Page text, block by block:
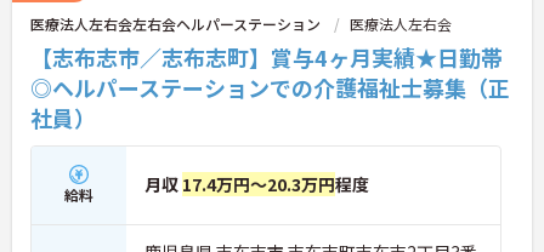
医療法人左右会左右会ヘルパーステーション 医療法人左右会
【志布志市／志布志町】賞与4ヶ月実績★日勤帯
◎ヘルパーステーションでの介護福祉士募集（正
社員）
給料 月収 17.4万円～20.3万円程度